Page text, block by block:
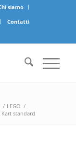
siamo
Contatti
/ LEGO /
standard